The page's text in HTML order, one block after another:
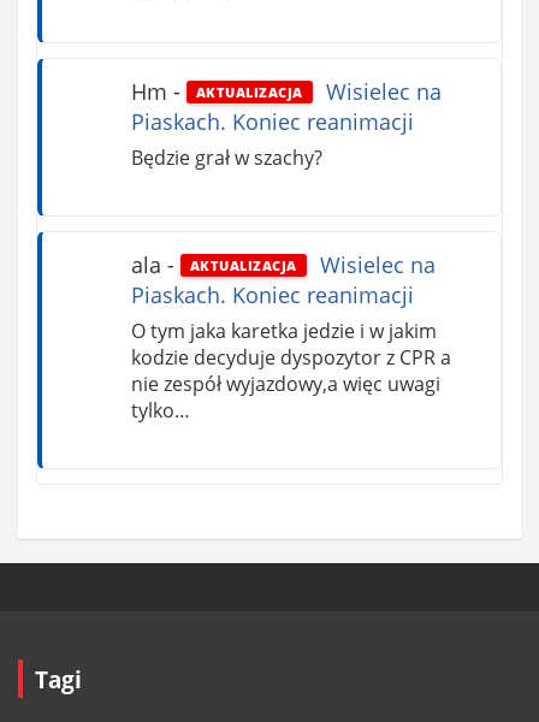
Hm - AKTUALIZACJA
Wisielec na
Piaskach. Koniec reanimacji
Będzie grał w szachy?
ala - AKTUALIZACJA
Wisielec na
Piaskach. Koniec reanimacji
O tym jaka karetka jedzie i w jakim
kodzie decyduje dyspozytor z CPR a
nie zespół wyjazdowy,a więc uwagi
tylko…
Tagi